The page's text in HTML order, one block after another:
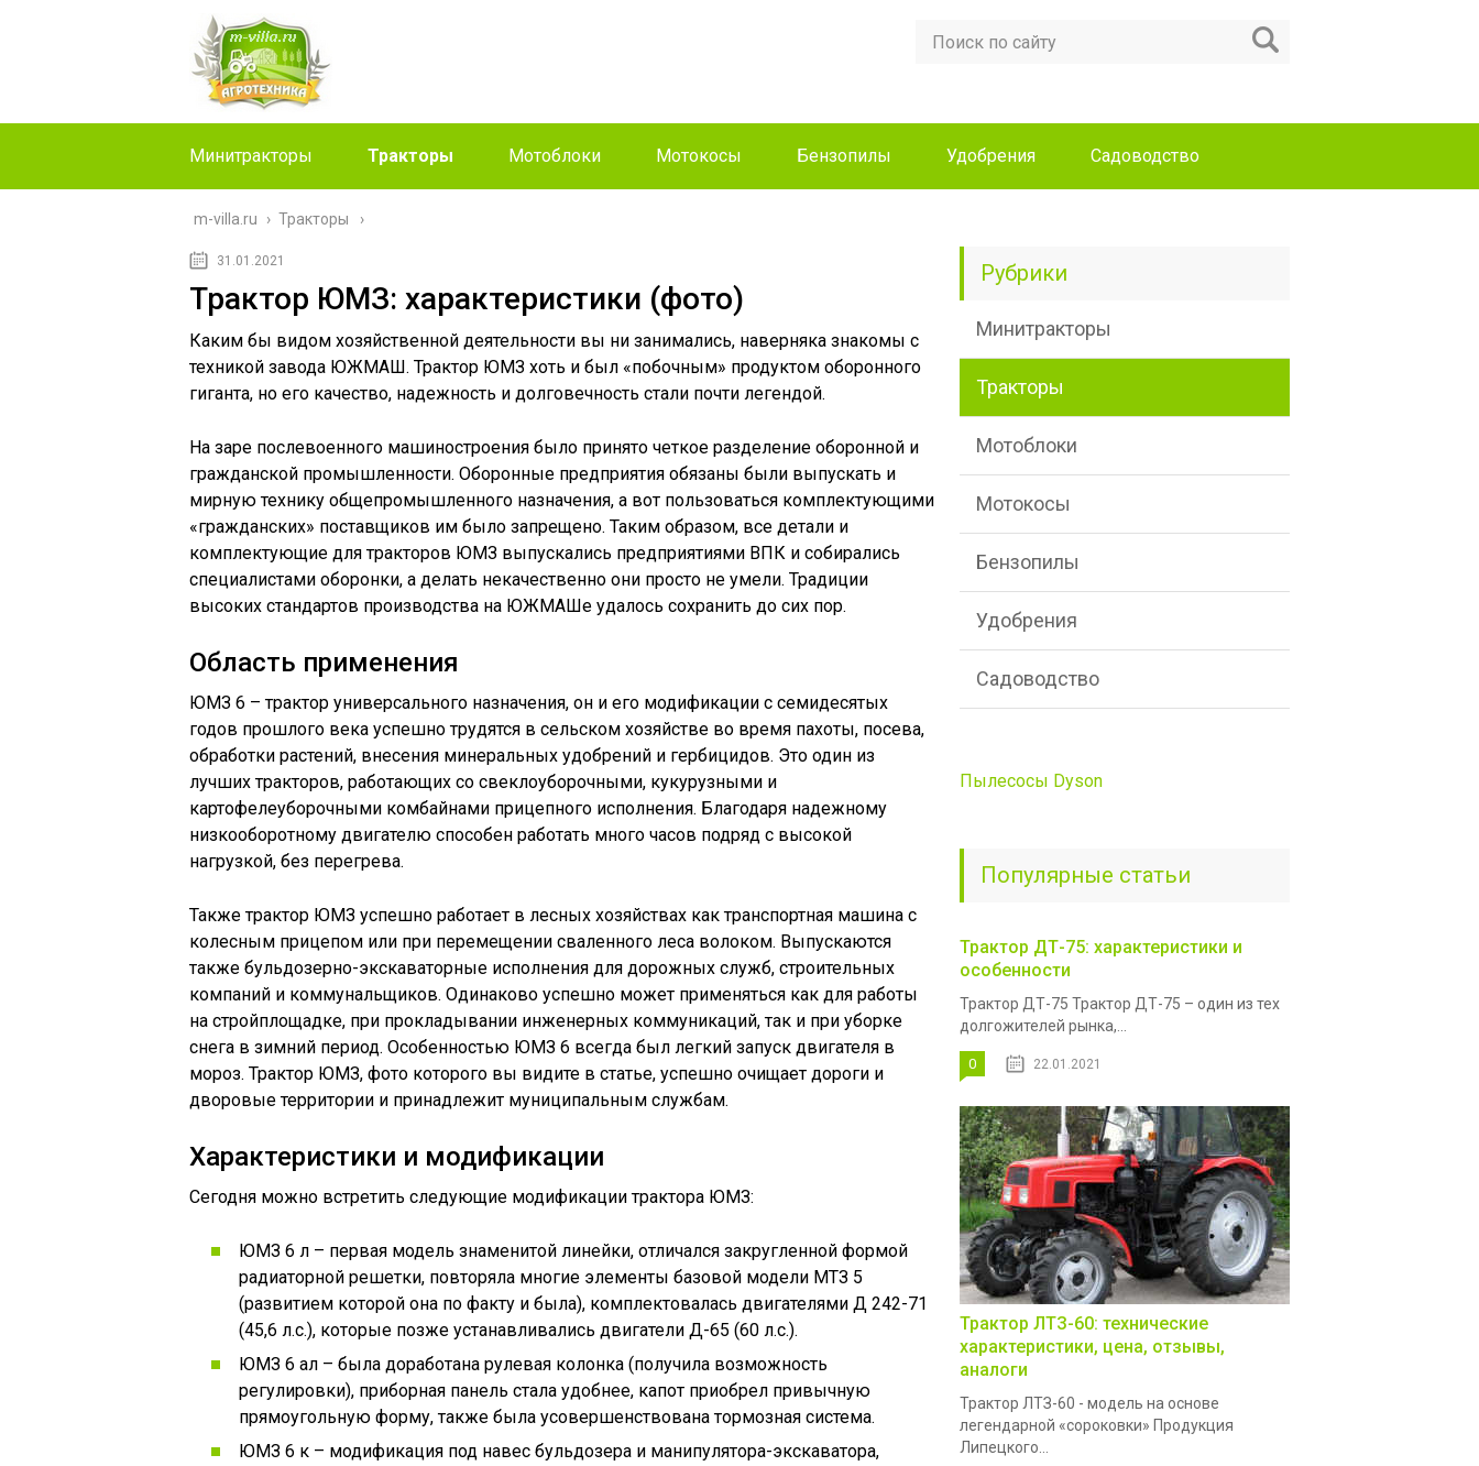
Минитракторы Тракторы Мотоблоки Мотокосы Бензопилы Удобрения Садоводство
m-villa.ru › Тракторы
31.01.2021
Трактор ЮМЗ: характеристики (фото)
Каким бы видом хозяйственной деятельности вы ни занимались, наверняка знакомы с
техникой завода ЮЖМАШ. Трактор ЮМЗ хоть и был «побочным» продуктом оборонного
гиганта, но его качество, надежность и долговечность стали почти легендой.
На заре послевоенного машиностроения было принято четкое разделение оборонной и
гражданской промышленности. Оборонные предприятия обязаны были выпускать и
мирную технику общепромышленного назначения, а вот пользоваться комплектующими
«гражданских» поставщиков им было запрещено. Таким образом, все детали и
комплектующие для тракторов ЮМЗ выпускались предприятиями ВПК и собирались
специалистами оборонки, а делать некачественно они просто не умели. Традиции
высоких стандартов производства на ЮЖМАШе удалось сохранить до сих пор.
Область применения
ЮМЗ 6 – трактор универсального назначения, он и его модификации с семидесятых
годов прошлого века успешно трудятся в сельском хозяйстве во время пахоты, посева,
обработки растений, внесения минеральных удобрений и гербицидов. Это один из
лучших тракторов, работающих со свеклоуборочными, кукурузными и
картофелеуборочными комбайнами прицепного исполнения. Благодаря надежному
низкооборотному двигателю способен работать много часов подряд с высокой
нагрузкой, без перегрева.
Также трактор ЮМЗ успешно работает в лесных хозяйствах как транспортная машина с
колесным прицепом или при перемещении сваленного леса волоком. Выпускаются
также бульдозерно-экскаваторные исполнения для дорожных служб, строительных
компаний и коммунальщиков. Одинаково успешно может применяться как для работы
на стройплощадке, при прокладывании инженерных коммуникаций, так и при уборке
снега в зимний период. Особенностью ЮМЗ 6 всегда был легкий запуск двигателя в
мороз. Трактор ЮМЗ, фото которого вы видите в статье, успешно очищает дороги и
дворовые территории и принадлежит муниципальным службам.
Характеристики и модификации
Сегодня можно встретить следующие модификации трактора ЮМЗ:
ЮМЗ 6 л – первая модель знаменитой линейки, отличался закругленной формой
радиаторной решетки, повторяла многие элементы базовой модели МТЗ 5
(развитием которой она по факту и была), комплектовалась двигателями Д 242-71
(45,6 л.с.), которые позже устанавливались двигатели Д-65 (60 л.с.).
ЮМЗ 6 ал – была доработана рулевая колонка (получила возможность
регулировки), приборная панель стала удобнее, капот приобрел привычную
прямоугольную форму, также была усовершенствована тормозная система.
ЮМЗ 6 к – модификация под навес бульдозера и манипулятора-экскаватора,
Рубрики
Минитракторы
Тракторы
Мотоблоки
Мотокосы
Бензопилы
Удобрения
Садоводство
Пылесосы Dyson
Популярные статьи
Трактор ДТ-75: характеристики и
особенности
Трактор ДТ-75 Трактор ДТ-75 – один из тех
долгожителей рынка,...
0 22.01.2021
Трактор ЛТЗ-60: технические
характеристики, цена, отзывы,
аналоги
Трактор ЛТЗ-60 - модель на основе
легендарной «сороковки» Продукция
Липецкого...